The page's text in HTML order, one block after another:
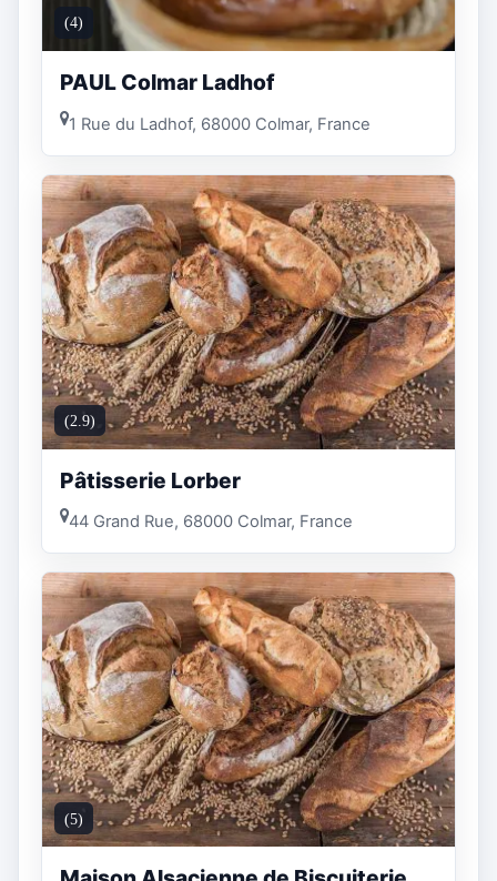
(4)
PAUL Colmar Ladhof
1 Rue du Ladhof, 68000 Colmar, France
(2.9)
Pâtisserie Lorber
44 Grand Rue, 68000 Colmar, France
(5)